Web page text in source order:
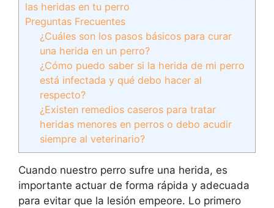
las heridas en tu perro
Preguntas Frecuentes
¿Cuáles son los pasos básicos para curar
una herida en un perro?
¿Cómo puedo saber si la herida de mi perro
está infectada y qué debo hacer al
respecto?
¿Existen remedios caseros para tratar
heridas menores en perros o debo acudir
siempre al veterinario?
Cuando nuestro perro sufre una herida, es
importante actuar de forma rápida y adecuada
para evitar que la lesión empeore. Lo primero